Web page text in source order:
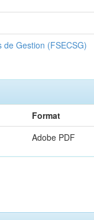
Gestion (FSECSG)
Format
Adobe PDF